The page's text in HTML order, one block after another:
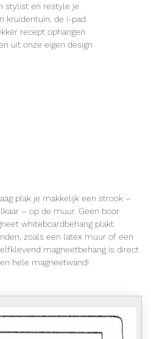
stylist en restyle je
kruidentuin, de i-pad
recept ophangen
uit onze eigen design
plak je makkelijk een strook –
– op de muur. Geen boor
whiteboardbehang plakt
zoals een latex muur of een
magneetbehang is direct
hele magneetwand!